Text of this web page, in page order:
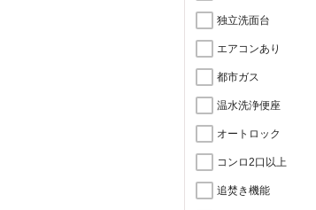
独立洗面台
エアコンあり
都市ガス
温水洗浄便座
オートロック
コンロ2口以上
追焚き機能